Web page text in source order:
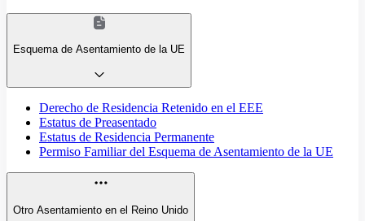
Esquema de Asentamiento de la UE
Derecho de Residencia Retenido en el EEE
Estatus de Preasentado
Estatus de Residencia Permanente
Permiso Familiar del Esquema de Asentamiento de la UE
Otro Asentamiento en el Reino Unido